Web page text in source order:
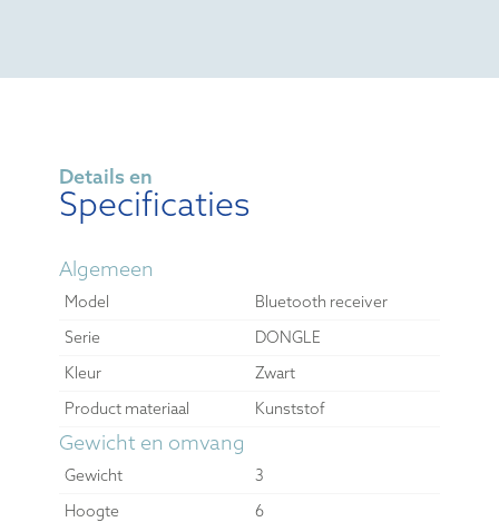
Details en
Specificaties
Algemeen
Model
Bluetooth receiver
Serie
DONGLE
Kleur
Zwart
Product materiaal
Kunststof
Gewicht en omvang
Gewicht
3
Hoogte
6